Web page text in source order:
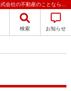
検索 お知らせ